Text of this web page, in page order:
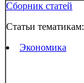
Сборник статей
Статьи тематикам:
Экономика